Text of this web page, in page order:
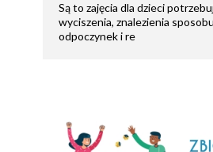
Są to zajęcia dla dzieci
wyciszenia, znalezienia
odpoczynek i re